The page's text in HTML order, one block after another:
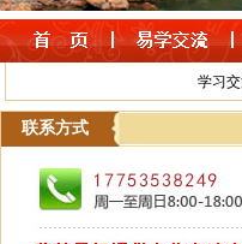
学习
联系方式